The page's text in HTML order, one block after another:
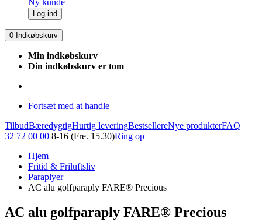
Ny kunde
Log ind
0 Indkøbskurv
Min indkøbskurv
Din indkøbskurv er tom
Fortsæt med at handle
TilbudBæredygtigHurtig leveringBestsellereNye produkterFAQ
32 72 00 00 8-16 (Fre. 15.30)Ring op
Hjem
Fritid & Friluftsliv
Paraplyer
AC alu golfparaply FARE® Precious
AC alu golfparaply FARE® Precious